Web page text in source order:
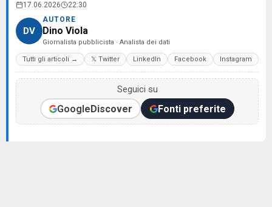
17.06.2026 22:30
DV
AUTORE
Dino Viola
Giornalista pubblicista · Analista dei dati
Tutti gli articoli → 𝕏 Twitter LinkedIn Facebook Instagram
Seguici su
GoogleDiscover Fonti preferite